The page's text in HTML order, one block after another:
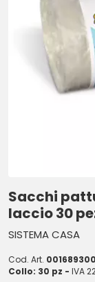
Sacchi
laccio 30
SISTEMA CASA
Cod. Art.
Collo: 30 pz - IVA